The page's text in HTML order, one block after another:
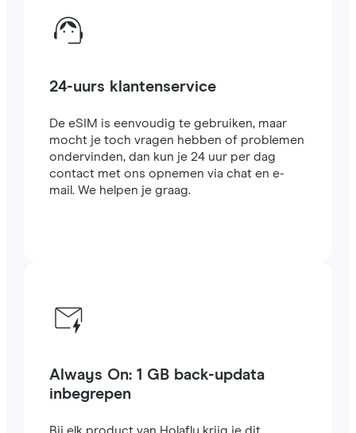
24-uurs klantenservice
De eSIM is eenvoudig te gebruiken, maar
mocht je toch vragen hebben of problemen
ondervinden, dan kun je 24 uur per dag
contact met ons opnemen via chat en e-
mail. We helpen je graag.
Always On: 1 GB back-updata
inbegrepen